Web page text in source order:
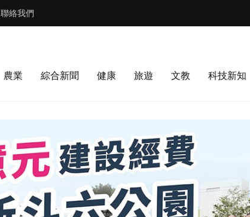
聯絡我們
農業 綜合新聞 健康 旅遊 文教 科技新知